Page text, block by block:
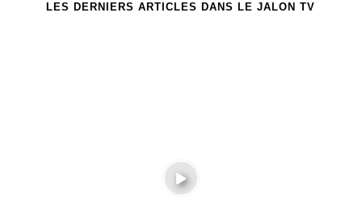
LES DERNIERS ARTICLES DANS LE JALON TV